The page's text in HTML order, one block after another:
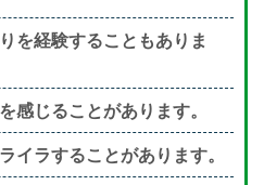
を経験することもありま
感じることがあります。
イラすることがあります。